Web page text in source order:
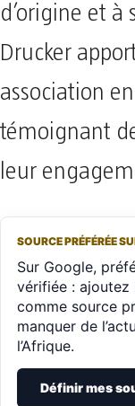
d’origine et à
Drucker
association
témoignant
leur
SOURCE PRÉFÉRÉE
Sur Google,
vérifiée : ajoutez
comme source
manquer de
l’Afrique.
Définir mes